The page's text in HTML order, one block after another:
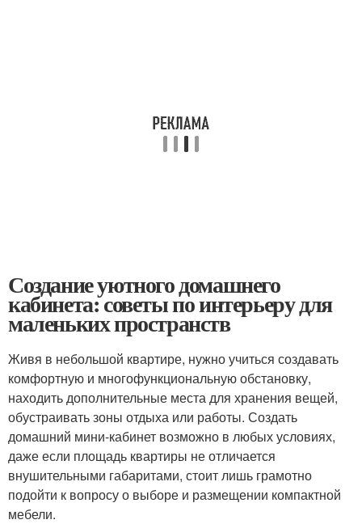
Создание уютного домашнего
кабинета: советы по интерьеру для
маленьких пространств
Живя в небольшой квартире, нужно учиться создавать
комфортную и многофункциональную обстановку,
находить дополнительные места для хранения вещей,
обустраивать зоны отдыха или работы. Создать
домашний мини-кабинет возможно в любых условиях,
даже если площадь квартиры не отличается
внушительными габаритами, стоит лишь грамотно
подойти к вопросу о выборе и размещении компактной
мебели.